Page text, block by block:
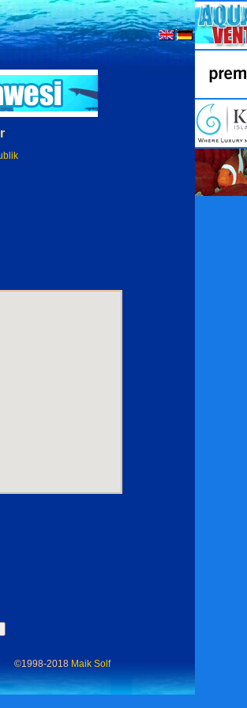
©1998-2018 Maik Solf